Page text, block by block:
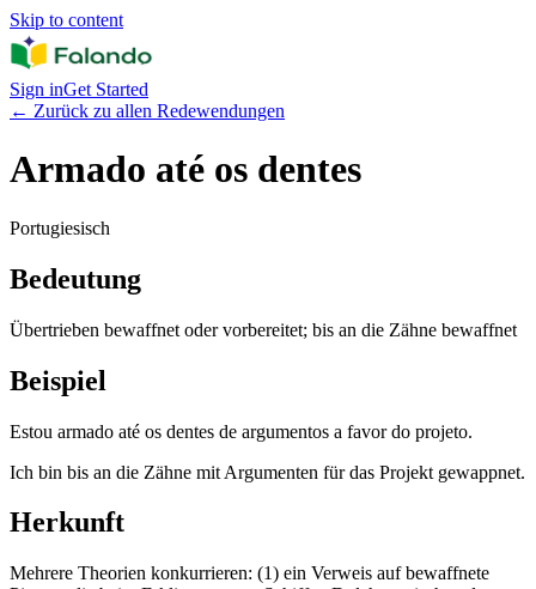
Skip to content
Sign inGet Started
← Zurück zu allen Redewendungen
Armado até os dentes
Portugiesisch
Bedeutung
Übertrieben bewaffnet oder vorbereitet; bis an die Zähne bewaffnet
Beispiel
Estou armado até os dentes de argumentos a favor do projeto.
Ich bin bis an die Zähne mit Argumenten für das Projekt gewappnet.
Herkunft
Mehrere Theorien konkurrieren: (1) ein Verweis auf bewaffnete